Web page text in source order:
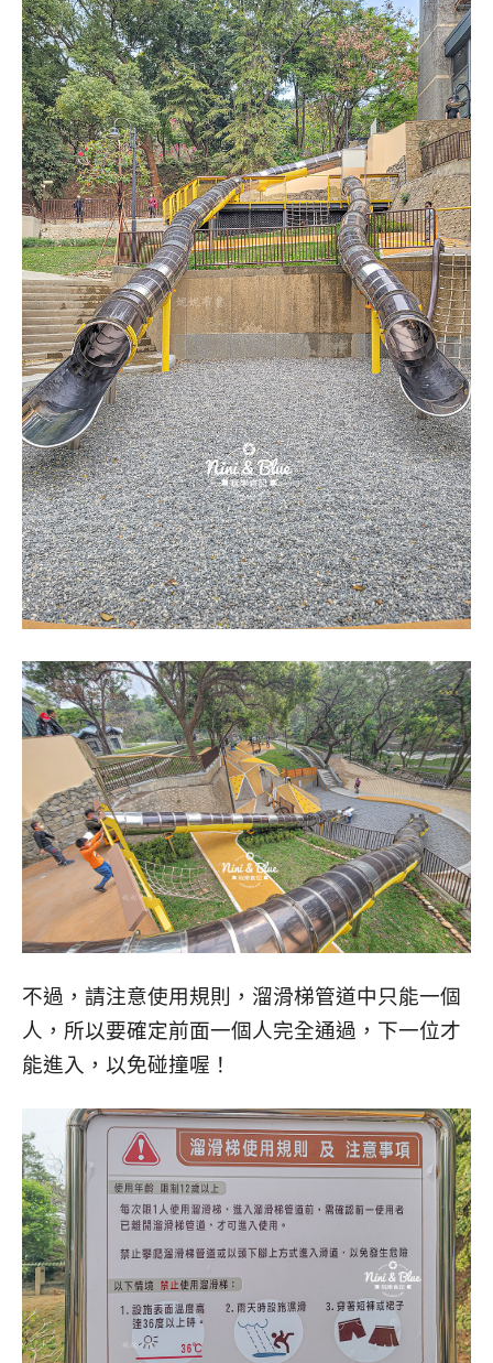
不過，請注意使用規則，溜滑梯管道中只能一個
人，所以要確定前面一個人完全通過，下一位才
能進入，以免碰撞喔！